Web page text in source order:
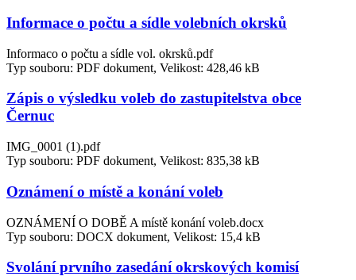
Informace o počtu a sídle volebních okrsků
Informaco o počtu a sídle vol. okrsků.pdf
Typ souboru: PDF dokument, Velikost: 428,46 kB
Zápis o výsledku voleb do zastupitelstva obce
Černuc
IMG_0001 (1).pdf
Typ souboru: PDF dokument, Velikost: 835,38 kB
Oznámení o místě a konání voleb
OZNÁMENÍ O DOBĚ A místě konání voleb.docx
Typ souboru: DOCX dokument, Velikost: 15,4 kB
Svolání prvního zasedání okrskových komisí